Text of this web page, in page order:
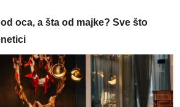
oca, a šta od majke? Sve što